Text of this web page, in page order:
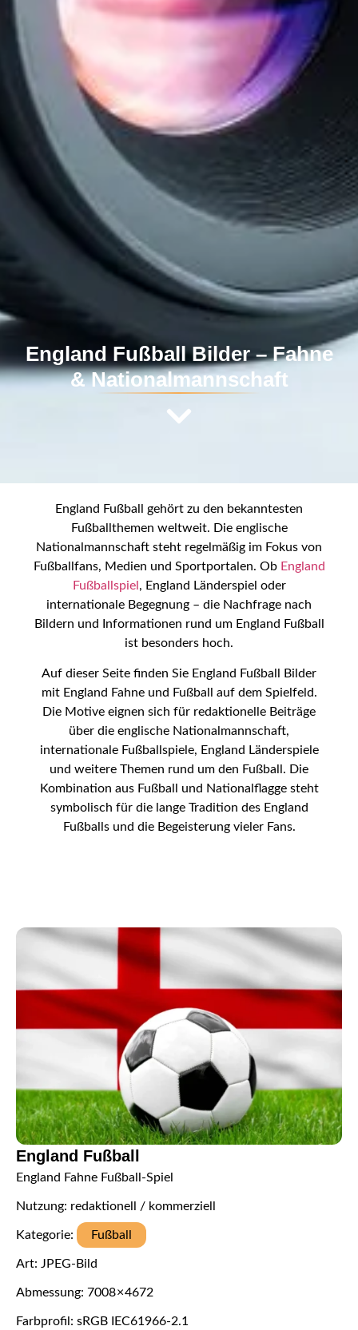
England Fußball Bilder – Fahne
& Nationalmannschaft
England Fußball gehört zu den bekanntesten
Fußballthemen weltweit. Die englische
Nationalmannschaft steht regelmäßig im Fokus von
Fußballfans, Medien und Sportportalen. Ob England
Fußballspiel, England Länderspiel oder
internationale Begegnung – die Nachfrage nach
Bildern und Informationen rund um England Fußball
ist besonders hoch.
Auf dieser Seite finden Sie England Fußball Bilder
mit England Fahne und Fußball auf dem Spielfeld.
Die Motive eignen sich für redaktionelle Beiträge
über die englische Nationalmannschaft,
internationale Fußballspiele, England Länderspiele
und weitere Themen rund um den Fußball. Die
Kombination aus Fußball und Nationalflagge steht
symbolisch für die lange Tradition des England
Fußballs und die Begeisterung vieler Fans.
England Fußball
England Fahne Fußball-Spiel
Nutzung: redaktionell / kommerziell
Kategorie: Fußball
Art: JPEG-Bild
Abmessung: 7008 × 4672
Farbprofil: sRGB IEC61966-2.1